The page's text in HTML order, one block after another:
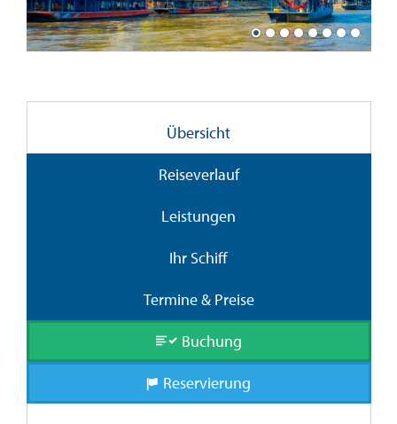
Übersicht
Reiseverlauf
Leistungen
Ihr Schiff
Termine & Preise
Buchung
Reservierung